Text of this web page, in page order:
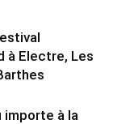
à Electre, Les
importe à la